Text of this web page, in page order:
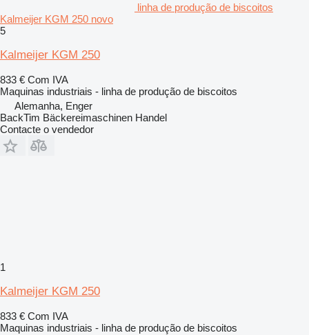
linha de produção de biscoitos
Kalmeijer KGM 250 novo
5
Kalmeijer KGM 250
833 € Com IVA
Maquinas industriais - linha de produção de biscoitos
Alemanha, Enger
BackTim Bäckereimaschinen Handel
Contacte o vendedor
1
Kalmeijer KGM 250
833 € Com IVA
Maquinas industriais - linha de produção de biscoitos